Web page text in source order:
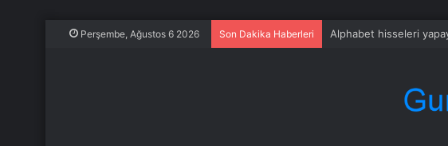
Perşembe, Ağustos 6 2026 Son Dakika Haberleri Alphabet hisseleri